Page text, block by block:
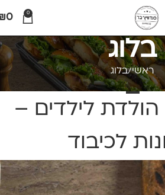
0
0
בלוג
ראשי בלוג
בלוג
הולדת לילדים –
לכיבוד